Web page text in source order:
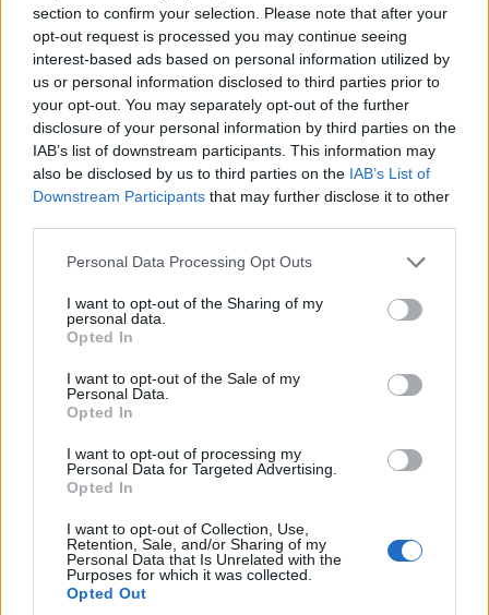
section to confirm your selection. Please note that after your
opt-out request is processed you may continue seeing
interest-based ads based on personal information utilized by
us or personal information disclosed to third parties prior to
your opt-out. You may separately opt-out of the further
disclosure of your personal information by third parties on the
IAB’s list of downstream participants. This information may
also be disclosed by us to third parties on the IAB’s List of
Downstream Participants that may further disclose it to other
Please note that this website/app uses one or more Google
not limited to your visit or usage behaviour. You may click to
grant or deny consent to Google and its third-party tags to
use your data for below specified purposes in below Google
consent section.
Personal Data Processing Opt Outs
I want to opt-out of the Sharing of my
personal data.
Opted In
I want to opt-out of the Sale of my
Personal Data.
Opted In
I want to opt-out of processing my
Personal Data for Targeted Advertising.
Opted In
I want to opt-out of Collection, Use,
Retention, Sale, and/or Sharing of my
Personal Data that Is Unrelated with the
Purposes for which it was collected.
Opted Out
Αυστραλία: Η Αρχιεπισκοπή καλεί τους ομογενείς
να δηλώσουν «Greek Orthodox» στην Απογραφή
3/08/2026 - 3:04μμ
ΟΜΟΓΕΝΕΙΑ
Από την Ελλάδα στη Μελβούρνη: Οι ιστορίες των
Ελλήνων μεταναστών μέσα από 500 αντικείμενα –
Η ζωή, οι μνήμες και τα «φυλαχτά» μιας
ολόκληρης γενιάς
2/08/2026 - 10:01πμ